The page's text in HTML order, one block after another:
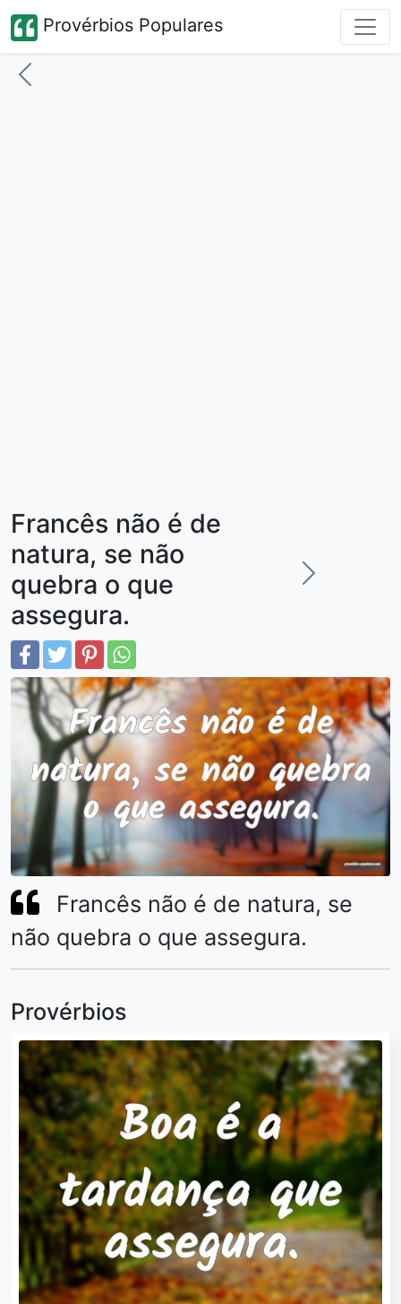
Provérbios Populares
Francês não é de
natura, se não
quebra o que
assegura.
Francês não é de natura, se
não quebra o que assegura.
Provérbios